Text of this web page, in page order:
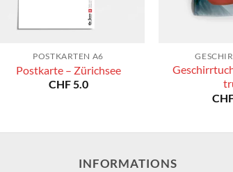
POSTKARTEN A6
Postkarte – Zürichsee
CHF5.0
INFORMATIONS